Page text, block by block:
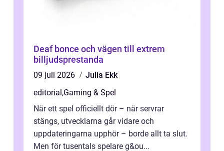
Deaf bonce och vägen till extrem
billjudsprestanda
09 juli 2026
Julia Ekk
editorial,Gaming & Spel
När ett spel officiellt dör – när servrar
stängs, utvecklarna går vidare och
uppdateringarna upphör – borde allt ta slut.
Men för tusentals spelare g&ou...